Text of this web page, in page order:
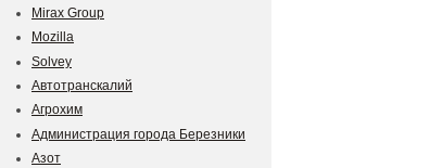
Mirax Group
Mozilla
Solvey
Автотранскалий
Агрохим
Администрация города Березники
Азот